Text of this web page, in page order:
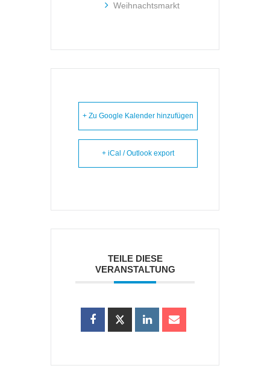
Weihnachtsmarkt
+ Zu Google Kalender hinzufügen
+ iCal / Outlook export
TEILE DIESE
VERANSTALTUNG